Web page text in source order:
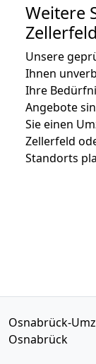
Weitere
Zellerfeld
Unsere
Ihnen
Ihre
Angebote
Sie einen
Zellerfeld
Standorts
Osnabrück-
Osnabrück